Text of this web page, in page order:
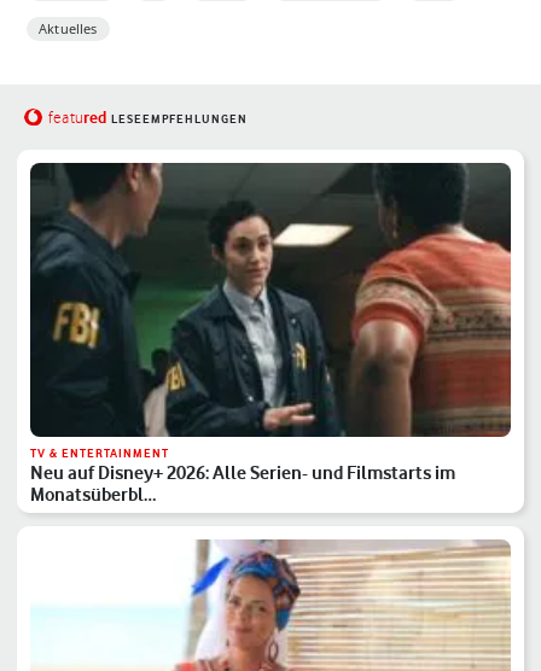
Aktuelles
featured LESEEMPFEHLUNGEN
TV & ENTERTAINMENT
Neu auf Disney+ 2026: Alle Serien- und Filmstarts im
Monatsüberbl…